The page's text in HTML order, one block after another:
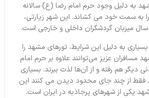
به دلیل وجود حرم امام رضا (ع) سالانه
به سمت خود می کشاند. این شهر زیارتی،
سال میزبان گردشگران داخلی و خارجی است.
به دلیل این شرایط، تورهای مشهد را
مسافران عزیز می‌توانند علاوه بر حرم امام
دیگر هم رفته و از آن‌ها لذت ببرند. بسیاری
فقط از چند جای محدود دیدن می کنند این
یکی از شهرهای پرجاذبه در ایران است.